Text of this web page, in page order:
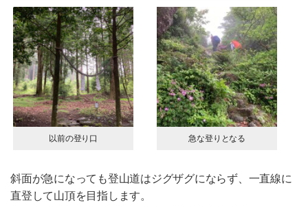
以前の登り口 急な登りとなる
斜面が急になっても登山道はジグザグにならず、一直線に
直登して山頂を目指します。